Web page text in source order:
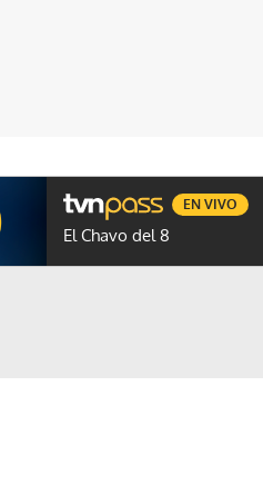
GENTE TVN
El Chavo del 8
EN VIVO